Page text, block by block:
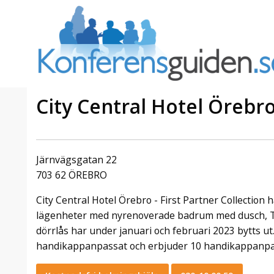
City Central Hotel
Järnvägsgatan 22
703 62 ÖREBRO
City Central Hotel Örebro - First Partner Collection
lägenheter med nyrenoverade badrum med dusch,
dörrlås har under januari och februari 2023 bytts
handikappanpassat och erbjuder 10
av att
Stockholm Hotel
Julerbjudande
2026 hos oss. Mellan den 23
november och 19 december
förvandlar vi våra lokaler till en
stämningsfull mötesplats där
hantverk, tradi ...